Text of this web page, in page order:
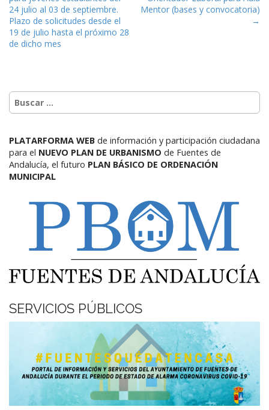
24 julio al 03 de septiembre.
Plazo de solicitudes desde el
19 de julio hasta el próximo 28
de dicho mes
Mentor (bases y convocatoria)
→
PLATARFORMA WEB de información y participación ciudadana
para el NUEVO PLAN DE URBANISMO de Fuentes de
Andalucía, el futuro PLAN BÁSICO DE ORDENACIÓN
MUNICIPAL
SERVICIOS PÚBLICOS